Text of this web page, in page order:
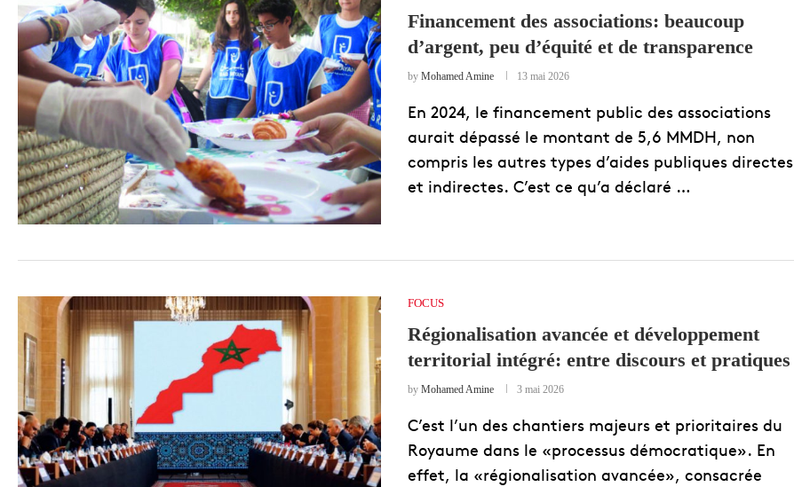
Financement des associations: beaucoup
d’argent, peu d’équité et de transparence
by Mohamed Amine 13 mai 2026
En 2024, le financement public des associations
aurait dépassé le montant de 5,6 MMDH, non
compris les autres types d’aides publiques directes
et indirectes. C’est ce qu’a déclaré …
FOCUS
Régionalisation avancée et développement
territorial intégré: entre discours et pratiques
by Mohamed Amine 3 mai 2026
C’est l’un des chantiers majeurs et prioritaires du
Royaume dans le «processus démocratique». En
effet, la «régionalisation avancée», consacrée